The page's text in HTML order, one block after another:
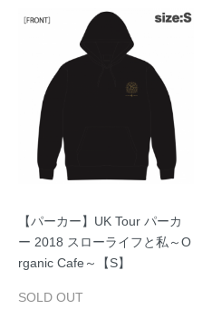
【パーカー】UK Tour パーカ
ー 2018 スローライフと私～O
rganic Cafe～【S】
SOLD OUT